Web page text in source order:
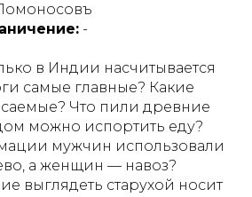
-
в Индии насчитывается
самые главные? Какие
Что пили древние
можно испортить еду?
мужчин использовали
а женщин — навоз?
выглядеть старухой носит